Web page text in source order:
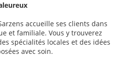
accueille ses clients dans
et familiale. Vous y trouverez
spécialités locales et des idées
avec soin.